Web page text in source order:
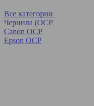
Все категории
Чернила (OCP
Canon OCP
Epson OCP